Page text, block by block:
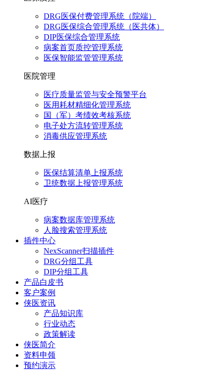
DRG医保付费管理系统（院端）
DRG医保综合管理系统（医共体）
DIP医保综合管理系统
病案首页质控管理系统
医保智能监管管理系统
医院管理
医疗质量监管与安全预警平台
医用耗材精细化管理系统
国（军）考绩效考核系统
电子处方流转管理系统
消毒供应管理系统
数据上报
医保结算清单上报系统
卫统数据上报管理系统
AI医疗
病案数据库管理系统
人脸搜索管理系统
插件中心
NexScanner扫描插件
DRG分组工具
DIP分组工具
产品白皮书
客户案例
侠医资讯
产品知识库
行业动态
政策解读
侠医简介
资料申领
预约演示